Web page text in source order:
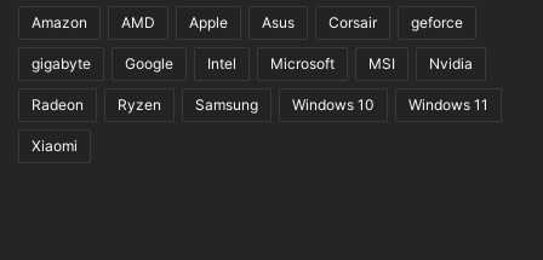
Amazon AMD Apple Asus Corsair geforce
gigabyte Google Intel Microsoft MSI Nvidia
Radeon Ryzen Samsung Windows 10 Windows 11
Xiaomi